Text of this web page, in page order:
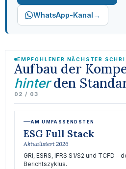
WhatsApp-Kanal →
EMPFOHLENER NÄCHSTER
Aufbau der
hinterden
02 / 03
AM UMFASSENDSTEN
ESG Full Stack
Aktualisiert 2026
GRI, ESRS, IFRS S1/S2 und TCFD –
Berichtszyklus.